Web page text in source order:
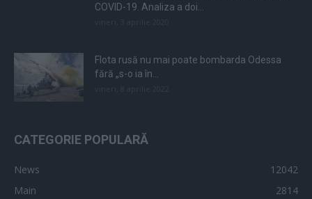
COVID-19. Analiza a doi...
Flota rusă nu mai poate bombarda Odessa
fără „s-o ia în...
CATEGORIE POPULARĂ
News
12042
Main
2814